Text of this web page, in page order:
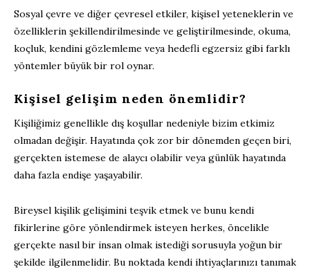
Sosyal çevre ve diğer çevresel etkiler, kişisel yeteneklerin ve
özelliklerin şekillendirilmesinde ve geliştirilmesinde, okuma,
koçluk, kendini gözlemleme veya hedefli egzersiz gibi farklı
yöntemler büyük bir rol oynar.
Kişisel gelişim neden önemlidir?
Kişiliğimiz genellikle dış koşullar nedeniyle bizim etkimiz
olmadan değişir. Hayatında çok zor bir dönemden geçen biri,
gerçekten istemese de alaycı olabilir veya günlük hayatında
daha fazla endişe yaşayabilir.
Bireysel kişilik gelişimini teşvik etmek ve bunu kendi
fikirlerine göre yönlendirmek isteyen herkes, öncelikle
gerçekte nasıl bir insan olmak istediği sorusuyla yoğun bir
şekilde ilgilenmelidir. Bu noktada kendi ihtiyaçlarınızı tanımak